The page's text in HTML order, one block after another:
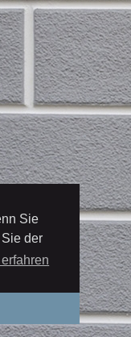
Sie
der